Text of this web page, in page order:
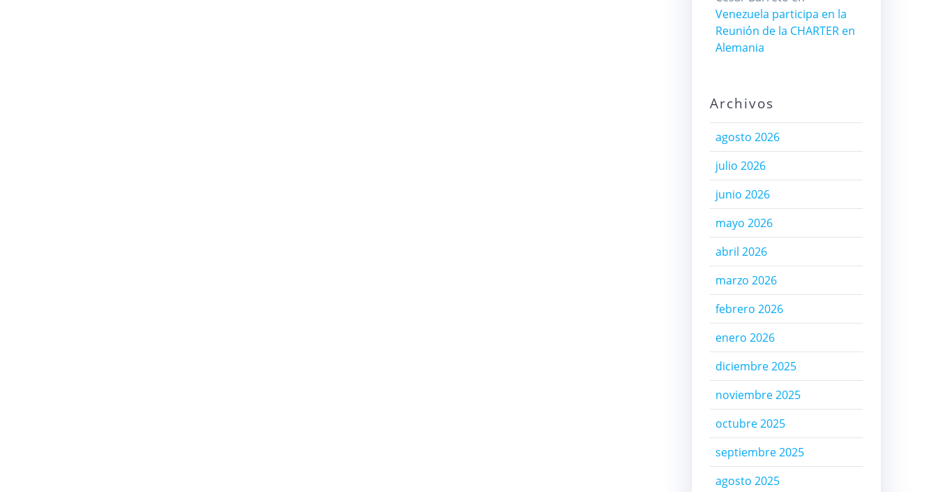
Venezuela participa en la
Reunión de la CHARTER en
Alemania
Archivos
agosto 2026
julio 2026
junio 2026
mayo 2026
abril 2026
marzo 2026
febrero 2026
enero 2026
diciembre 2025
noviembre 2025
octubre 2025
septiembre 2025
agosto 2025